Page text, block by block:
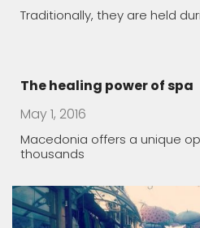
Old bazaar
March 20, 2016
Lazy Sunday morning in
Rugince – Forgotten